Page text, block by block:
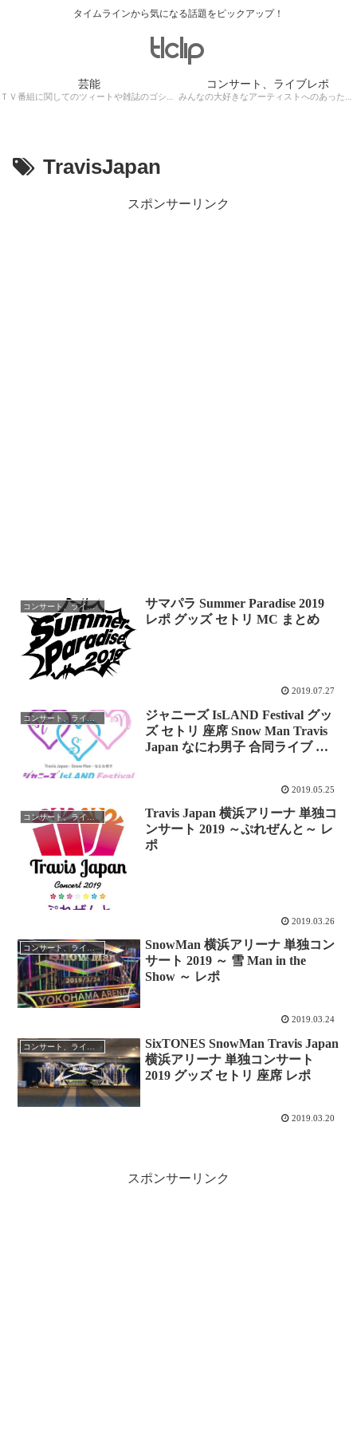
タイムラインから気になる話題をピックアップ！
芸能
ＴＶ番組に関してのツィートや雑誌のゴシップ記事、芸能人目撃情報・ロケ現場遭遇・・・
コンサート、ライブレポ
みんなの大好きなアーティストへのあったかぁ～い思いをツイッターレポートに保存！
TravisJapan
スポンサーリンク
コンサート、ライブレポ
サマパラ Summer Paradise 2019
レポ グッズ セトリ MC まとめ
2019.07.27
ジャニーズ IsLAND Festival グッ
ズ セトリ 座席 Snow Man Travis
Japan なにわ男子 合同ライブ た
2019.05.25
コンサート、ライブレポ
Travis Japan 横浜アリーナ 単独コ
ンサート 2019 ～ぷれぜんと～ レ
ポ
2019.03.26
コンサート、ライブレポ
SnowMan 横浜アリーナ 単独コン
サート 2019 ～ 雪 Man in the
Show ～ レポ
2019.03.24
SixTONES SnowMan Travis Japan
横浜アリーナ 単独コンサート
2019 グッズ セトリ 座席 レポ
2019.03.20
スポンサーリンク